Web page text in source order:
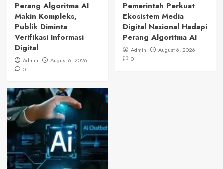
Perang Algoritma AI
Makin Kompleks,
Publik Diminta
Verifikasi Informasi
Digital
Admin
August 6, 2026
0
Pemerintah Perkuat
Ekosistem Media
Digital Nasional Hadapi
Perang Algoritma AI
Admin
August 6, 2026
0